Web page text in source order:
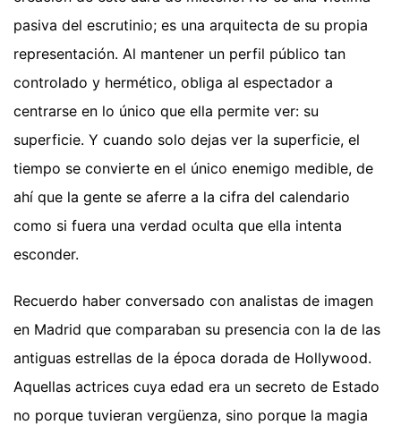
pasiva del escrutinio; es una arquitecta de su propia
representación. Al mantener un perfil público tan
controlado y hermético, obliga al espectador a
centrarse en lo único que ella permite ver: su
superficie. Y cuando solo dejas ver la superficie, el
tiempo se convierte en el único enemigo medible, de
ahí que la gente se aferre a la cifra del calendario
como si fuera una verdad oculta que ella intenta
esconder.
Recuerdo haber conversado con analistas de imagen
en Madrid que comparaban su presencia con la de las
antiguas estrellas de la época dorada de Hollywood.
Aquellas actrices cuya edad era un secreto de Estado
no porque tuvieran vergüenza, sino porque la magia